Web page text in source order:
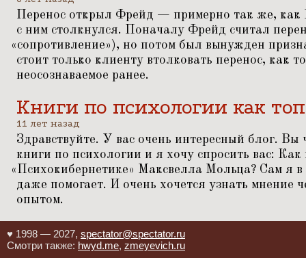
Перенос открыл Фрейд — примерно так же,
с ним столкнулся. Поначалу Фрейд считал
«сопротивление»), но потом был вынужден
стоит только клиенту втолковать перенос, как
неосознаваемое ранее.
Книги по психологии как
11 лет назад
Здравствуйте. У вас очень интересный блог. Вы
книги по психологии и я хочу спросить вас: Как
«Психокибернетике» Максвелла Мольца? Сам я в
даже помогает. И очень хочется узнать мнение
опытом.
♥ 1998 — 2027, spectator@spectator.ru
Смотри также: hwyd.me, zmeyevich.ru